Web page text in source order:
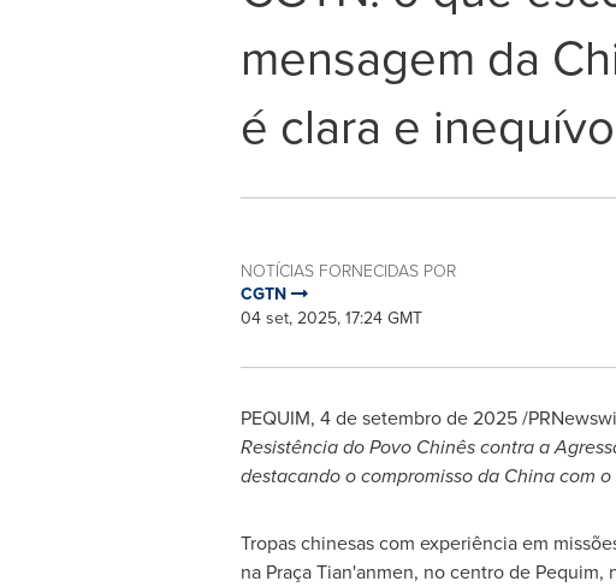
mensagem da
é clara e
NOTÍCIAS FORNECIDAS POR
CGTN
04 set, 2025, 17:24 GMT
PEQUIM, 4 de setembro de 2025/
Resistência do Povo Chinês contra a
destacando o compromisso da Chinacom o
Tropas chinesas com experiência em
na Praça Tian'anmen, no centro de Pequim,